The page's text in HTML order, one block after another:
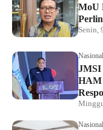
MoU
Senin,
Nasional
JMSI
HAM
Nasional